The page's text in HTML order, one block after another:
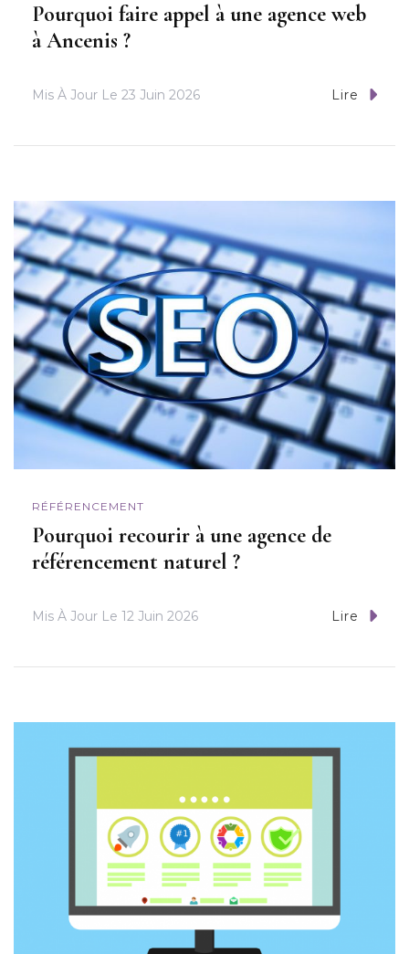
Pourquoi faire appel à une agence web
à Ancenis ?
Mis À Jour Le 23 Juin 2026 Lire
RÉFÉRENCEMENT
Pourquoi recourir à une agence de
référencement naturel ?
Mis À Jour Le 12 Juin 2026 Lire